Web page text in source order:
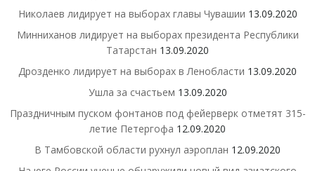
Николаев лидирует на выборах главы Чувашии 13.09.2020
Минниханов лидирует на выборах президента Республики
Татарстан 13.09.2020
Дрозденко лидирует на выборах в Ленобласти 13.09.2020
Ушла за счастьем 13.09.2020
Праздничным пуском фонтанов под фейерверк отметят 315-
летие Петергофа 12.09.2020
В Тамбовской области рухнул аэроплан 12.09.2020